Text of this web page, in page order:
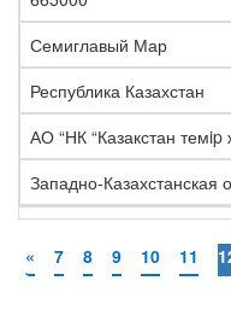
Семиглавый Мар
Республика Казахстан
АО “НК “Казакстан темip
Западно-Казахстанская
« 7 8 9 10 11